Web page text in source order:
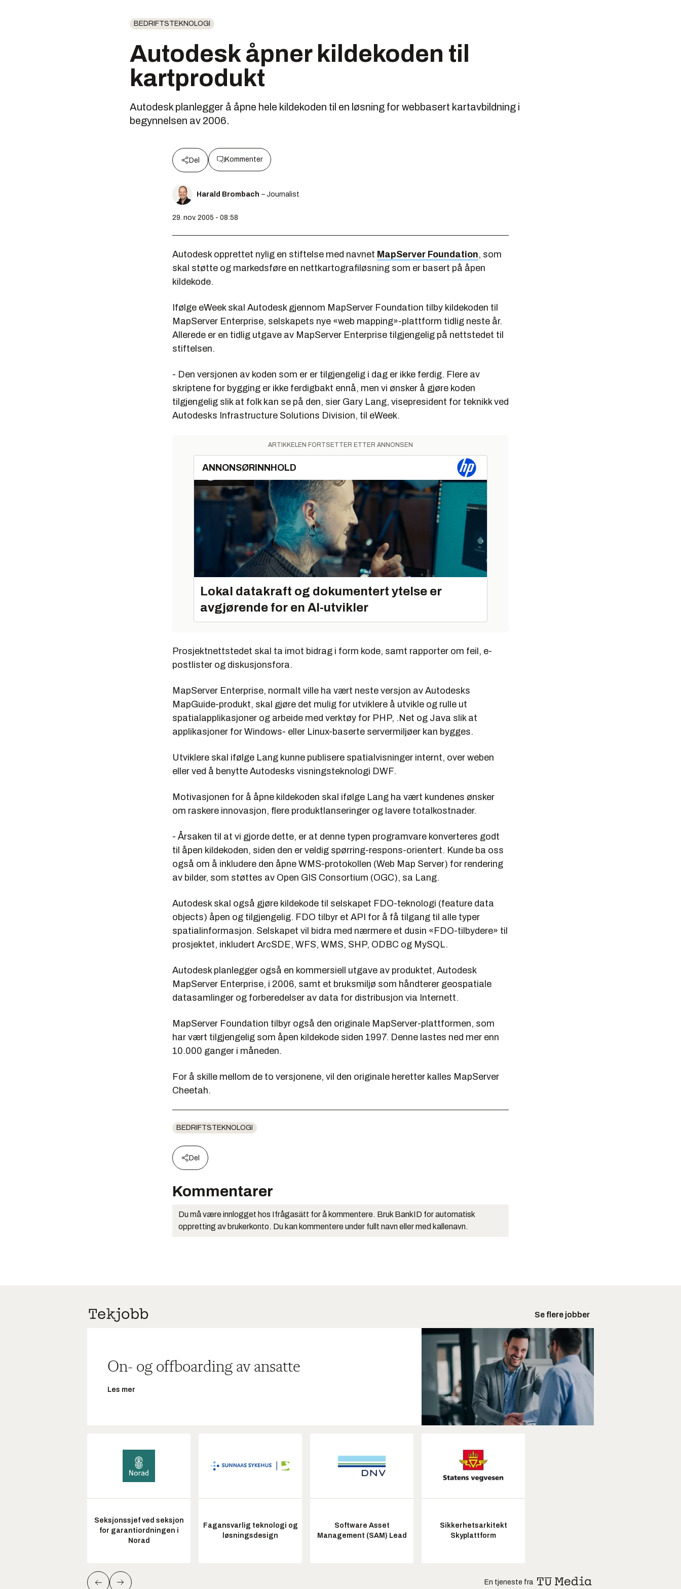
BEDRIFTSTEKNOLOGI
Autodesk åpner kildekoden til
kartprodukt
Autodesk planlegger å åpne hele kildekoden til en løsning for webbasert kartavbildning i
begynnelsen av 2006.
Del Kommenter
Harald Brombach – Journalist
29. nov. 2005 - 08:58
Autodesk opprettet nylig en stiftelse med navnet MapServer Foundation, som
skal støtte og markedsføre en nettkartografiløsning som er basert på åpen
kildekode.
Ifølge eWeek skal Autodesk gjennom MapServer Foundation tilby kildekoden til
MapServer Enterprise, selskapets nye «web mapping»-plattform tidlig neste år.
Allerede er en tidlig utgave av MapServer Enterprise tilgjengelig på nettstedet til
stiftelsen.
- Den versjonen av koden som er er tilgjengelig i dag er ikke ferdig. Flere av
skriptene for bygging er ikke ferdigbakt ennå, men vi ønsker å gjøre koden
tilgjengelig slik at folk kan se på den, sier Gary Lang, visepresident for teknikk ved
Autodesks Infrastructure Solutions Division, til eWeek.
ARTIKKELEN FORTSETTER ETTER ANNONSEN
ANNONSØRINNHOLD
Lokal datakraft og dokumentert ytelse er
avgjørende for en AI-utvikler
Prosjektnettstedet skal ta imot bidrag i form kode, samt rapporter om feil, e-
postlister og diskusjonsfora.
MapServer Enterprise, normalt ville ha vært neste versjon av Autodesks
MapGuide-produkt, skal gjøre det mulig for utviklere å utvikle og rulle ut
spatialapplikasjoner og arbeide med verktøy for PHP, .Net og Java slik at
applikasjoner for Windows- eller Linux-baserte servermiljøer kan bygges.
Utviklere skal ifølge Lang kunne publisere spatialvisninger internt, over weben
eller ved å benytte Autodesks visningsteknologi DWF.
Motivasjonen for å åpne kildekoden skal ifølge Lang ha vært kundenes ønsker
om raskere innovasjon, flere produktlanseringer og lavere totalkostnader.
- Årsaken til at vi gjorde dette, er at denne typen programvare konverteres godt
til åpen kildekoden, siden den er veldig spørring-respons-orientert. Kunde ba oss
også om å inkludere den åpne WMS-protokollen (Web Map Server) for rendering
av bilder, som støttes av Open GIS Consortium (OGC), sa Lang.
Autodesk skal også gjøre kildekode til selskapet FDO-teknologi (feature data
objects) åpen og tilgjengelig. FDO tilbyr et API for å få tilgang til alle typer
spatialinformasjon. Selskapet vil bidra med nærmere et dusin «FDO-tilbydere» til
prosjektet, inkludert ArcSDE, WFS, WMS, SHP, ODBC og MySQL.
Autodesk planlegger også en kommersiell utgave av produktet, Autodesk
MapServer Enterprise, i 2006, samt et bruksmiljø som håndterer geospatiale
datasamlinger og forberedelser av data for distribusjon via Internett.
MapServer Foundation tilbyr også den originale MapServer-plattformen, som
har vært tilgjengelig som åpen kildekode siden 1997. Denne lastes ned mer enn
10.000 ganger i måneden.
For å skille mellom de to versjonene, vil den originale heretter kalles MapServer
Cheetah.
BEDRIFTSTEKNOLOGI
Del
Kommentarer
Du må være innlogget hos Ifrågasätt for å kommentere. Bruk BankID for automatisk
oppretting av brukerkonto. Du kan kommentere under fullt navn eller med kallenavn.
Se flere jobber
On- og offboarding av ansatte
Les mer
Seksjonssjef ved seksjon
for garantiordningen i
Norad
Fagansvarlig teknologi og
løsningsdesign
Software Asset
Management (SAM) Lead
Sikkerhetsarkitekt
Skyplattform
En tjeneste fra